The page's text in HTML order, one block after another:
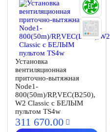
Установка
вентиляционная
приточно-вытяжная
Node1-
800(50m)/RP,VEC(B250),
W2 Classic с БЕЛЫМ
пультом TS4w
311 670.00